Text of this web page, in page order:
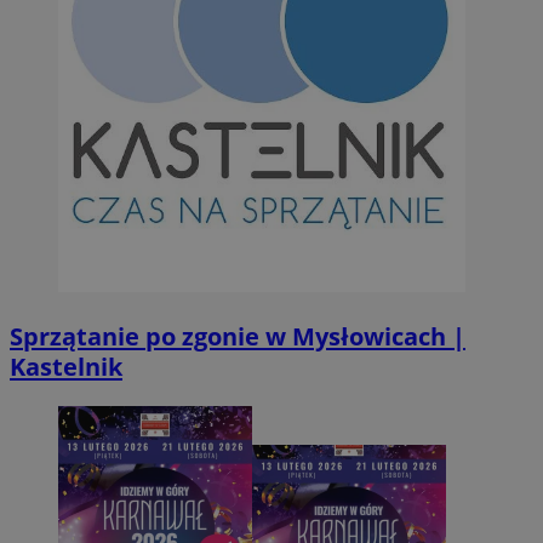
Sprzątanie po zgonie w Mysłowicach |
Kastelnik
INGRESSCOOKIE
NGINX Inc.
bh.contextweb.com
CookieScriptConsent
CookieScript